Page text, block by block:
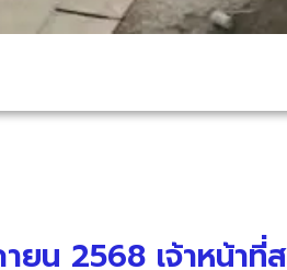
ยน 2568 เจ้าหน้าที่